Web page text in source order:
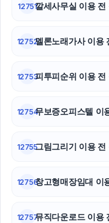
12751깔세사무실 이용
12752멜론노래가사 이
12753피투피순위 이용
12754무보증오피스텔
12755그림그리기 이용
12756창고형매장임대
12757뮤직다운로드 이